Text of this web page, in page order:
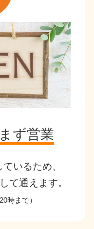
ず営業
ているため、
て通えます。
時まで）